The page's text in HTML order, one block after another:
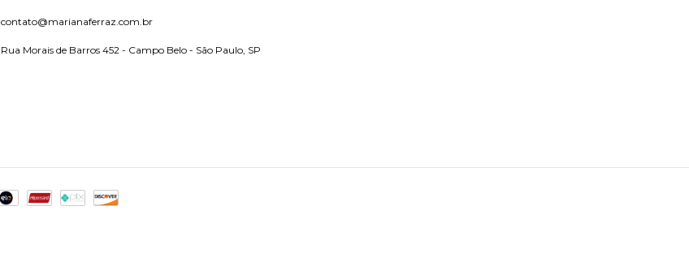
contato@marianaferraz.com.br
Rua Morais de Barros 452 - Campo Belo - São Paulo, SP